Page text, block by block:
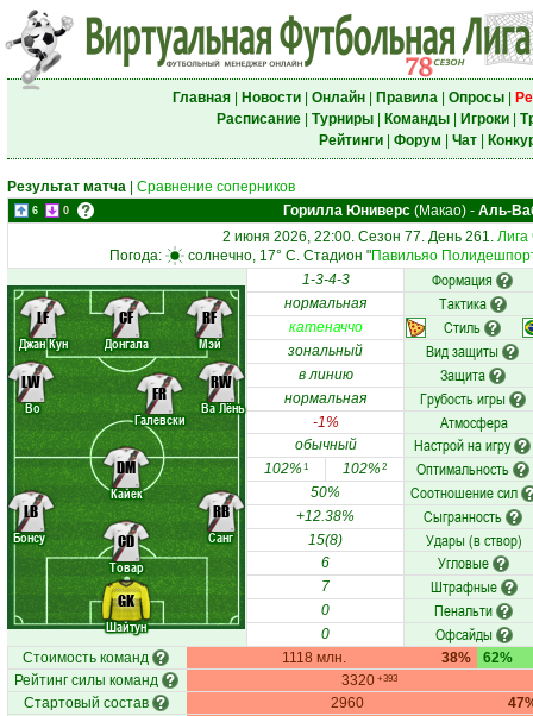
Главная| Новости| Онлайн| Правила| Опросы|
Расписание| Турниры| Команды| Игроки|
Рейтинги| Форум Чат|
Результат матча Сравнение соперников
6 0 Горилла Юниверс (Макао) - Аль-
2 июня 2026, 22:00. Сезон 77. День 261. Лига
Погода:
солнечно, 17° C. Стадион "Павильяо
Шайтун
Бонсу
Товар
Санг
Во
Кайек
Галевски
Ва Лёнь
Джан Кун Донгала Мэй
GK
LB
CD
RB
LW
DM
FR
RW
LF CF RF
1-3-4-3 Формация
нормальная Тактика
катеначчо Стиль
зональный Вид защиты
в линию Защита
нормальная Грубость игры
-1% Атмосфера
обычный Настрой на игру
102%1 102%2 Оптимальность
50% Соотношение сил
+12.38% Сыгранность
15(8) Удары (в створ)
6 Угловые
7 Штрафные
0 Пенальти
0 Офсайды
Стоимость команд 1118 млн. 38%
62%
Рейтинг силы команд
3320 +393
Стартовый состав 2960